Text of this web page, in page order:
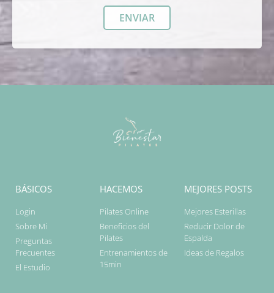
ENVIAR
BÁSICOS
Login
Sobre Mi
Preguntas
Frecuentes
El Estudio
HACEMOS
Pilates Online
Beneficios del
Pilates
Entrenamientos de
15min
MEJORES POSTS
Mejores Esterillas
Reducir Dolor de
Espalda
Ideas de Regalos